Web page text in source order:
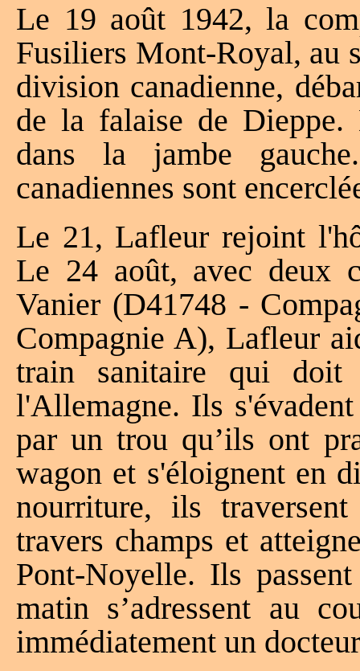
Le 19 août 1942, la
Fusiliers Mont-Royal, au
division canadienne,
de la falaise de
dans la jambe
canadiennes sont
Le 21, Lafleur rejoint
Le 24 août, avec deux
Vanier (D41748 -
Compagnie A), Lafleur
train sanitaire qui doit
l'Allemagne. Ils
par un trou qu’ils ont
wagon et s'éloignent en
nourriture, ils
travers champs et
Pont-Noyelle. Ils
matin s’adressent au
immédiatement un